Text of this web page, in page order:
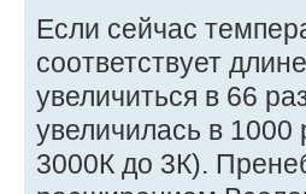
Если сейчас
соответствует
увеличиться в 66
увеличилась в 1000
3000К до 3К).